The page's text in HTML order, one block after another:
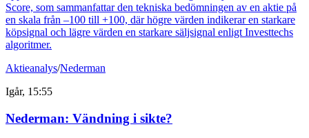
Score, som sammanfattar den tekniska bedömningen av en aktie på
en skala från –100 till +100, där högre värden indikerar en starkare
köpsignal och lägre värden en starkare säljsignal enligt Investtechs
algoritmer.
Aktieanalys/Nederman
Igår, 15:55
Nederman: Vändning i sikte?